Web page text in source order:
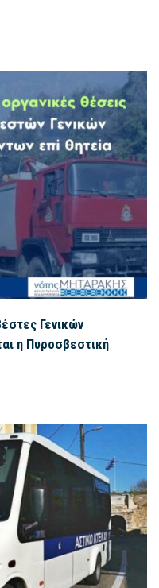
Γενικών
η Πυροσβεστική